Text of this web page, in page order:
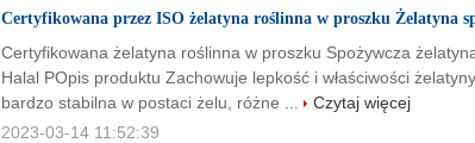
Certyfikowana przez ISO żelatyna roślinna w proszku Żelatyna
Certyfikowana żelatyna roślinna w proszku Spożywcza
Halal POpis produktu Zachowuje lepkość i właściwości
bardzo stabilna w postaci żelu, różne ...
Czytaj więcej
2023-03-14 11:52:39